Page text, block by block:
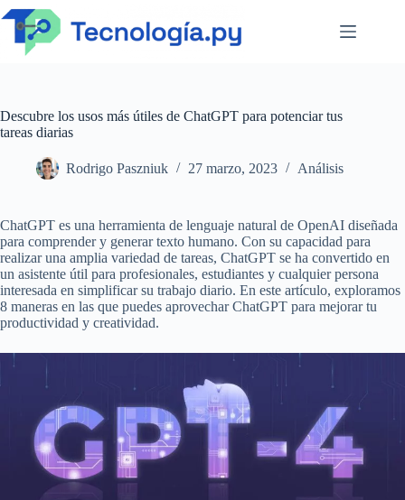
Saltar
al
contenido
Descubre los usos más útiles de ChatGPT para potenciar tus
tareas diarias
Rodrigo Paszniuk 27 marzo, 2023 Análisis
ChatGPT es una herramienta de lenguaje natural de OpenAI diseñada
para comprender y generar texto humano. Con su capacidad para
realizar una amplia variedad de tareas, ChatGPT se ha convertido en
un asistente útil para profesionales, estudiantes y cualquier persona
interesada en simplificar su trabajo diario. En este artículo, exploramos
8 maneras en las que puedes aprovechar ChatGPT para mejorar tu
productividad y creatividad.